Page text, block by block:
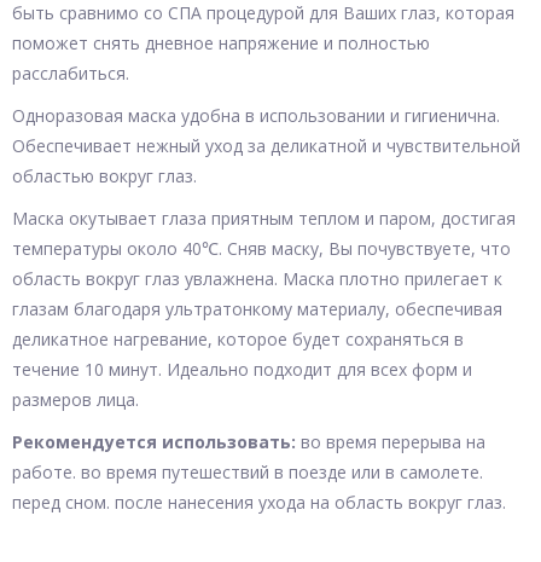
быть сравнимо со СПА процедурой для Ваших глаз, которая
поможет снять дневное напряжение и полностью
расслабиться.
Одноразовая маска удобна в использовании и гигиенична.
Обеспечивает нежный уход за деликатной и чувствительной
областью вокруг глаз.
Маска окутывает глаза приятным теплом и паром, достигая
температуры около 40℃. Сняв маску, Вы почувствуете, что
область вокруг глаз увлажнена. Маска плотно прилегает к
глазам благодаря ультратонкому материалу, обеспечивая
деликатное нагревание, которое будет сохраняться в
течение 10 минут. Идеально подходит для всех форм и
размеров лица.
Рекомендуется использовать: во время перерыва на
работе. во время путешествий в поезде или в самолете.
перед сном. после нанесения ухода на область вокруг глаз.